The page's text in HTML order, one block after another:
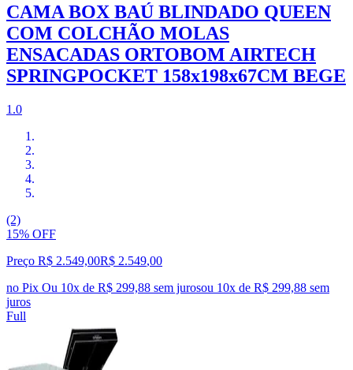
CAMA BOX BAÚ BLINDADO QUEEN
COM COLCHÃO MOLAS
ENSACADAS ORTOBOM AIRTECH
SPRINGPOCKET 158x198x67CM BEGE
1.0
(2)
15% OFF
Preço R$ 2.549,00R$ 2.549,00
no Pix Ou 10x de R$ 299,88 sem jurosou 10x de R$ 299,88 sem
juros
Full